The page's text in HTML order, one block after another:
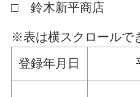
□ 鈴木新平商店
※表は横スクロールで
登録年月日